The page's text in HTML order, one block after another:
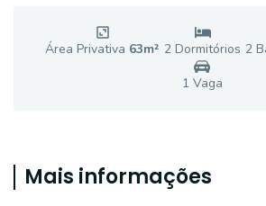
Área Privativa 63m² 2 Dormitórios 2
1 Vaga
Mais informações